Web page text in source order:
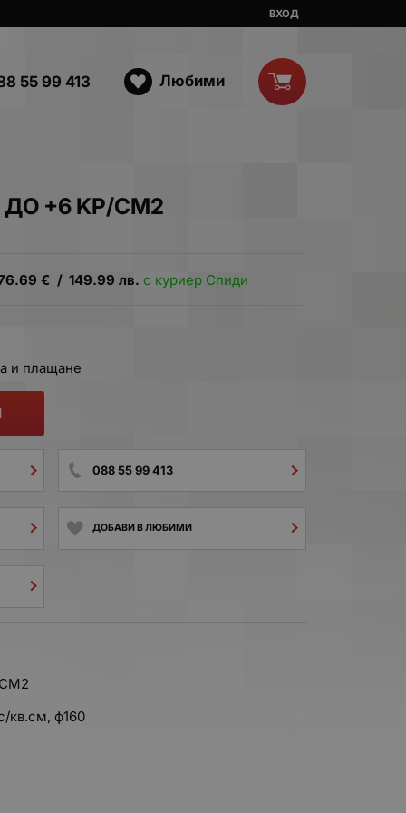
ВХОД
55 99 413 Любими
+6 KP/CM2
€ / 149.99 лв. с куриер Спиди
и плащане
088 55 99 413
ДОБАВИ В ЛЮБИМИ
кв.см, ф160